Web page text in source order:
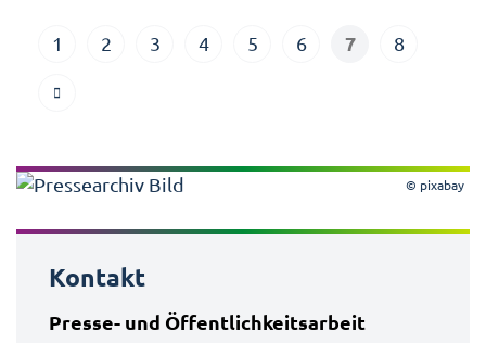
1 2 3 4 5 6 7 8
© pixabay
Kontakt
Presse- und Öffentlichkeitsarbeit